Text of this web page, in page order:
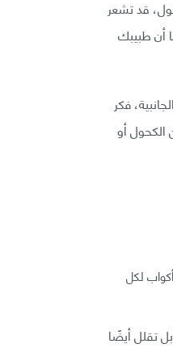
قد تشعر
أن طبيبك
فكر
الكحول أو
وفقاً لجمعية القهوة الوطنية، يشرب 62% من الأمريكيين القهوة يوميًا، ومتوسط الكمية اليومية تزيد قليلًا عن 3 أكواب لكل
تقلل أيضًا